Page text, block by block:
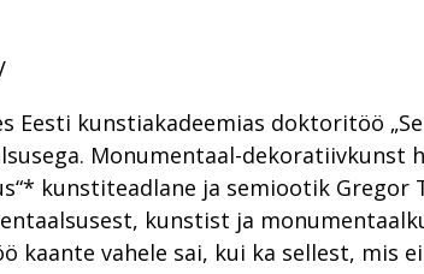
Eesti kunstiakadeemias doktoritöö
Monumentaal-dekoratiivkunst
kunstiteadlane ja semiootik Gregor
kunstist ja
kaante vahele sai, kui ka sellest, mis